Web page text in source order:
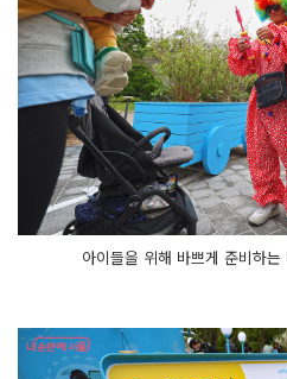
아이들을 위해 바쁘게 준비하